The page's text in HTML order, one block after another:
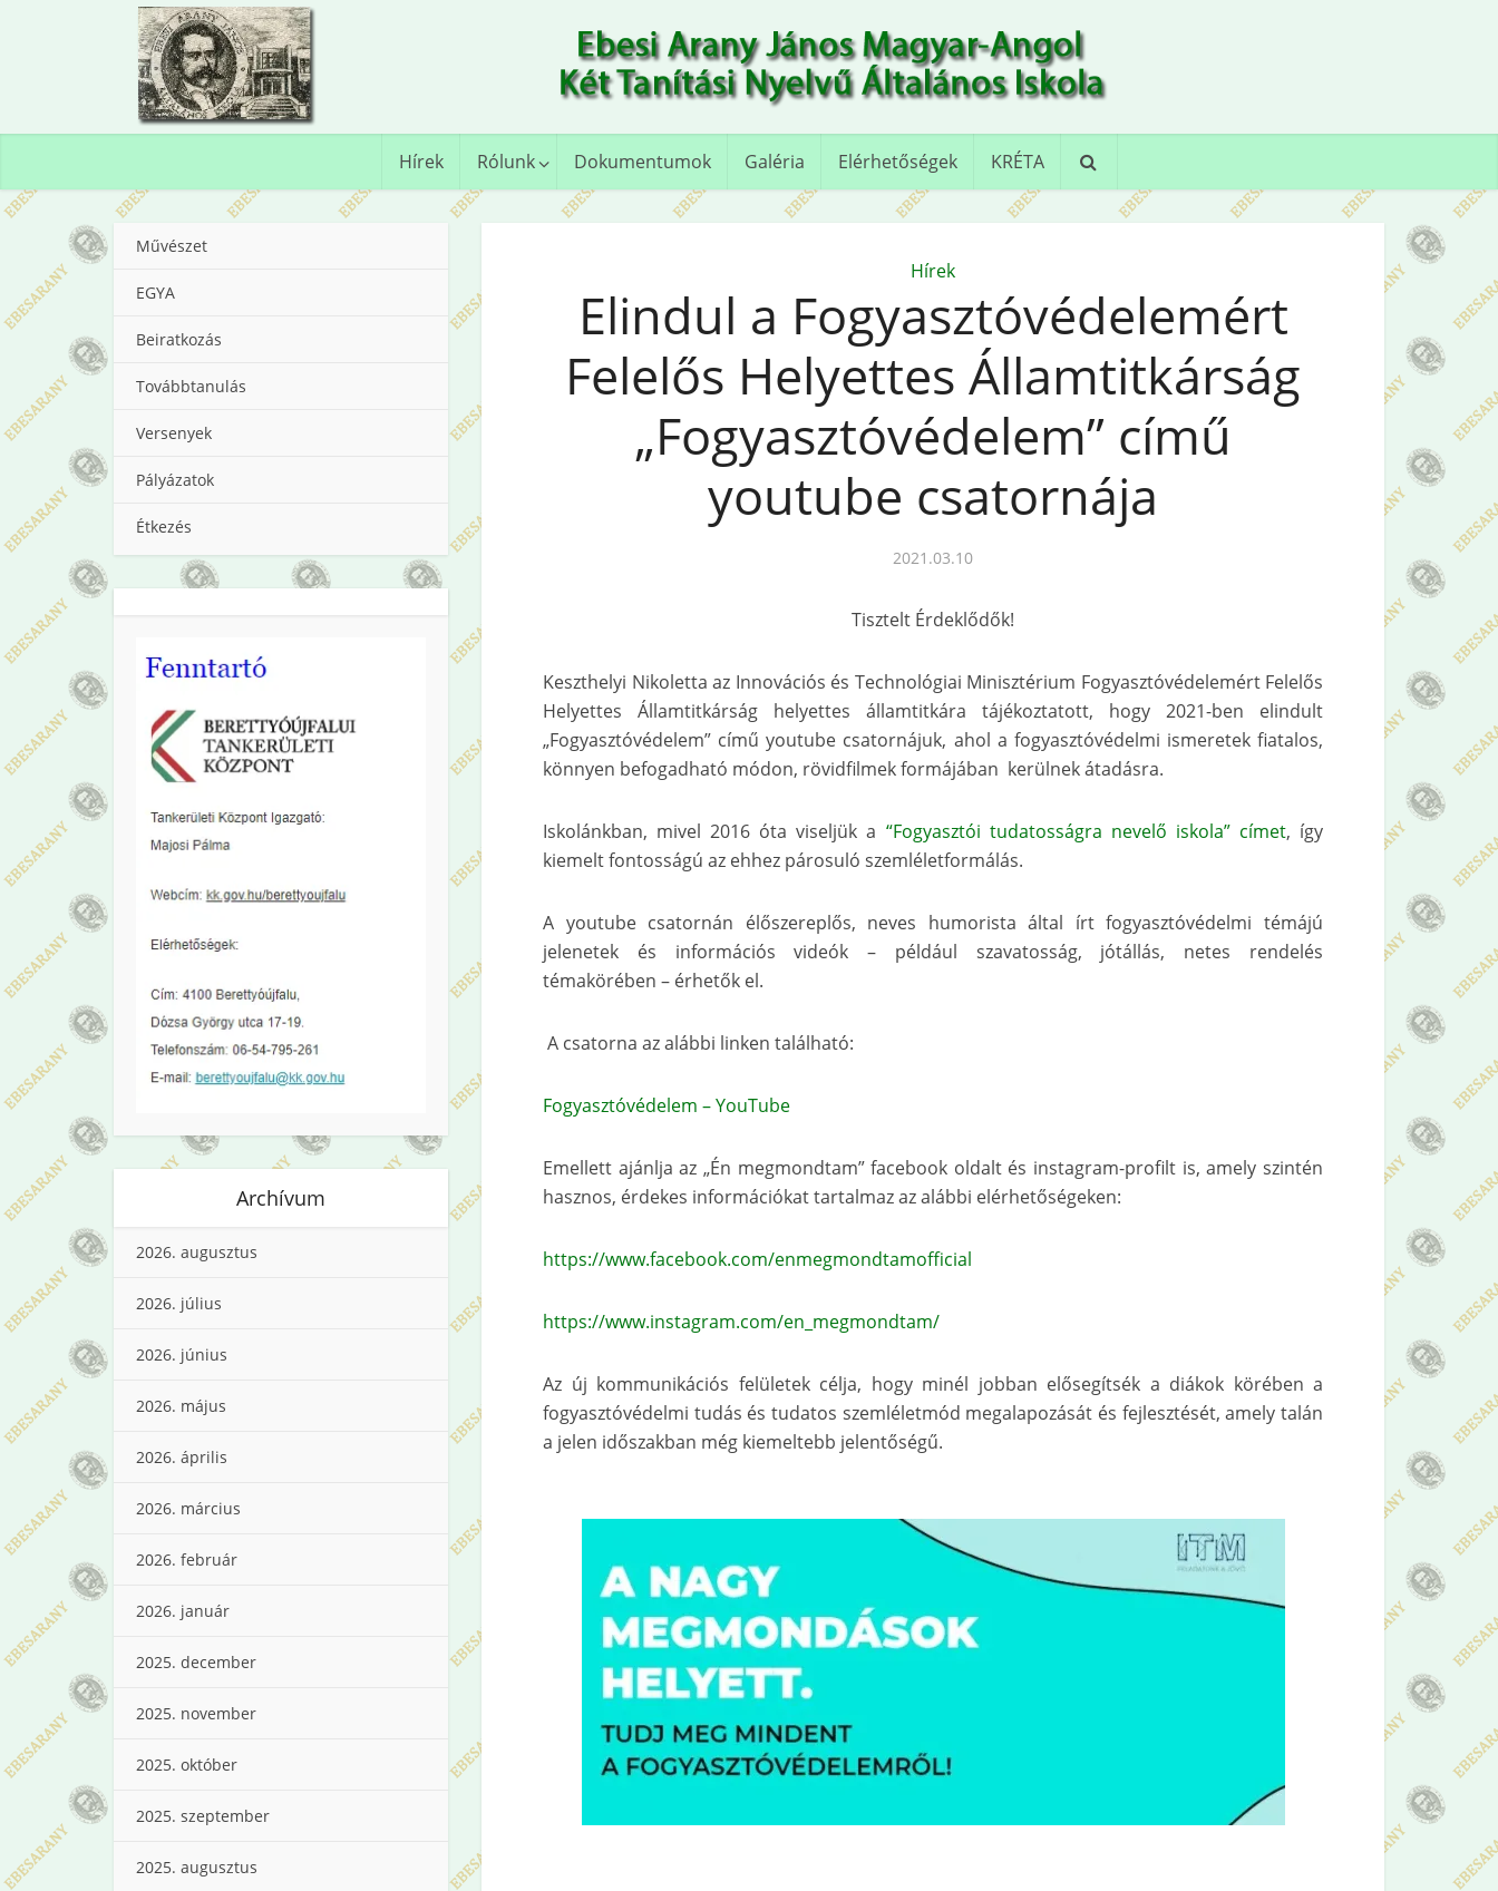
Hírek Rólunk Dokumentumok Galéria Elérhetőségek KRÉTA
Művészet
EGYA
Beiratkozás
Továbbtanulás
Versenyek
Pályázatok
Étkezés
Archívum
2026. augusztus
2026. július
2026. június
2026. május
2026. április
2026. március
2026. február
2026. január
2025. december
2025. november
2025. október
2025. szeptember
2025. augusztus
Hírek
Elindul a Fogyasztóvédelemért
Felelős Helyettes Államtitkárság
„Fogyasztóvédelem” című
youtube csatornája
2021.03.10
Tisztelt Érdeklődők!
Keszthelyi Nikoletta az Innovációs és Technológiai Minisztérium Fogyasztóvédelemért Felelős
Helyettes Államtitkárság helyettes államtitkára tájékoztatott, hogy 2021-ben elindult
„Fogyasztóvédelem” című youtube csatornájuk, ahol a fogyasztóvédelmi ismeretek fiatalos,
könnyen befogadható módon, rövidfilmek formájában kerülnek átadásra.
Iskolánkban, mivel 2016 óta viseljük a “Fogyasztói tudatosságra nevelő iskola” címet, így
kiemelt fontosságú az ehhez párosuló szemléletformálás.
A youtube csatornán élőszereplős, neves humorista által írt fogyasztóvédelmi témájú
jelenetek és információs videók – például szavatosság, jótállás, netes rendelés
témakörében – érhetők el.
A csatorna az alábbi linken található:
Fogyasztóvédelem – YouTube
Emellett ajánlja az „Én megmondtam” facebook oldalt és instagram-profilt is, amely szintén
hasznos, érdekes információkat tartalmaz az alábbi elérhetőségeken:
https://www.facebook.com/enmegmondtamofficial
https://www.instagram.com/en_megmondtam/
Az új kommunikációs felületek célja, hogy minél jobban elősegítsék a diákok körében a
fogyasztóvédelmi tudás és tudatos szemléletmód megalapozását és fejlesztését, amely talán
a jelen időszakban még kiemeltebb jelentőségű.